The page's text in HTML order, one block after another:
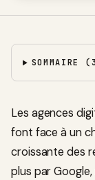
SOMMAIRE (3
Les agences
font face à un
croissante des
plus par